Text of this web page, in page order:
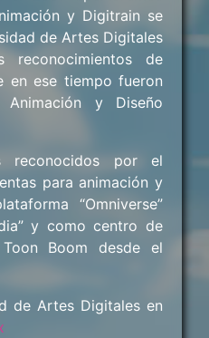
y Digitrain se
de Artes Digitales
de
en ese tiempo fueron
y Diseño
reconocidos por el
para animación y
“Omniverse”
y como centro de
Boom desde el
de Artes Digitales en